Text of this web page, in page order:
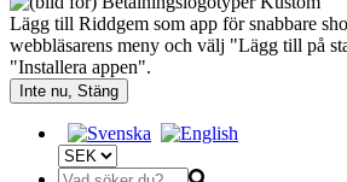
Lägg till Riddgem som app för snabbare
webbläsarens meny och välj "Lägg till på
"Installera appen".
Inte nu, Stäng